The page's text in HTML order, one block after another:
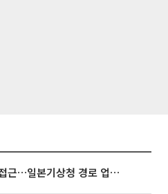
태풍 '돌핀' 오키나와 접근…일본기상청 경로 업데이트